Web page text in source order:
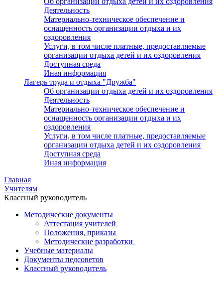
Деятельность
Материально-техническое обеспечение и
оснащенность организации отдыха и их
оздоровления
Услуги, в том числе платные, предоставляемые
организации отдыха детей и их оздоровления
Доступная среда
Иная информация
Лагерь труда и отдыха "Дружба"
Об организации отдыха детей и их оздоровления
Деятельность
Материально-техническое обеспечение и
оснащенность организации отдыха и их
оздоровления
Услуги, в том числе платные, предоставляемые
организации отдыха детей и их оздоровления
Доступная среда
Иная информация
Главная
Учителям
Классный руководитель
Методические документы
Аттестация учителей
Положения, приказы
Методические разработки
Учебные материалы
Документы педсоветов
Классный руководитель